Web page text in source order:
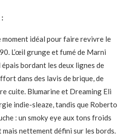
moment idéal pour faire revivre le
L’œil grunge et fumé de Marni
bordant les deux lignes de
dans des lavis de brique, de
cuite. Blumarine et Dreaming Eli
indie-sleaze, tandis que Roberto
: un smoky eye aux tons froids
mais nettement défini sur les bords.